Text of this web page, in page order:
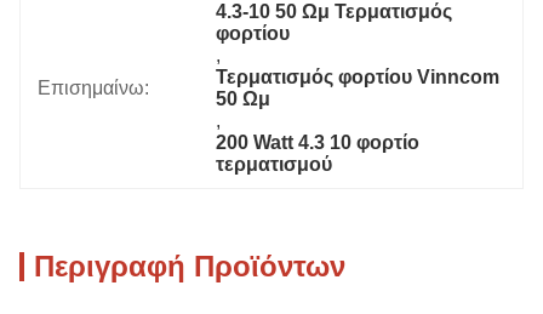
Επισημαίνω:
4.3-10 50 Ωμ Τερματισμός
φορτίου
,
Τερματισμός φορτίου Vinncom
50 Ωμ
,
200 Watt 4.3 10 φορτίο
τερματισμού
Περιγραφή Προϊόντων